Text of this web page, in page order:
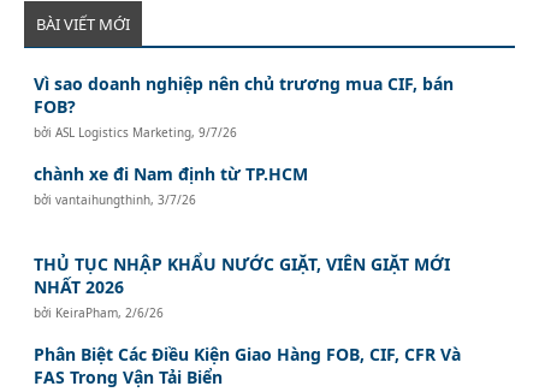
BÀI VIẾT MỚI
Vì sao doanh nghiệp nên chủ trương mua CIF, bán
FOB?
bởiASL Logistics Marketing,9/7/26
chành xe đi Nam định từ TP.HCM
bởivantaihungthinh,3/7/26
THỦ TỤC NHẬP KHẨU NƯỚC GIẶT, VIÊN GIẶT MỚI
NHẤT 2026
bởi KeiraPham, 2/6/26
Phân Biệt Các Điều Kiện Giao Hàng FOB, CIF, CFR Và
FAS Trong Vận Tải Biển